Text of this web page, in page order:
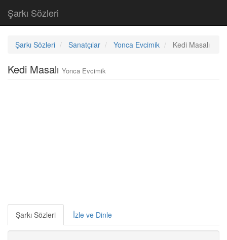
Şarkı Sözleri
Şarkı Sözleri Sanatçılar Yonca Evcimik Kedi Masalı
Kedi Masalı Yonca Evcimik
Şarkı Sözleri İzle ve Dinle